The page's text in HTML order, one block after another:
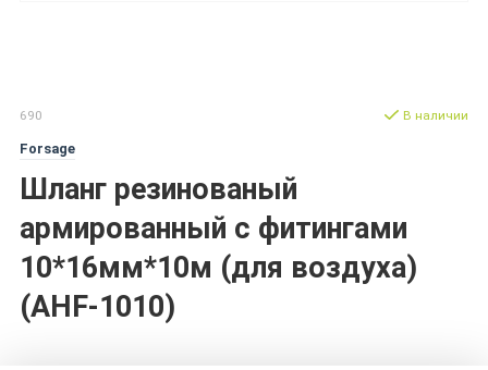
690
Forsage
Шланг резинованый
армированный с фитингами
10*16мм*10м (для воздуха)
(AHF-1010)
В наличии